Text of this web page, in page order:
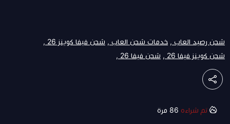
شحن رصيد العاب , خدمات شحن العاب , شحن فيفا كوينز 26 ,
شحن كوينز فيفا 26 ,
شحن فيفا 26 ,
تم شراءه 86 مرة